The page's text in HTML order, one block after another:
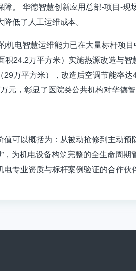
。
华德智慧创新应用总部-项目-现
低了人工运维成本。
机电智慧运维能力已在大量标杆项
积24.2万平方米）实施热源改造与
（29万平方米），改造后空调节能率
元，彰显了医院类公共机构对华德
可以概括为： 从被动抢修到主动预
”，为机电设备构筑完整的全生命周
专业资质与标杆案例验证的合作